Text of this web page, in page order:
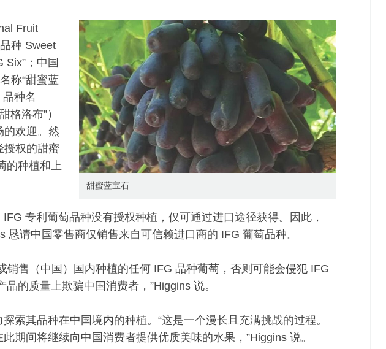
甜蜜蓝宝石
Fruit
种 Sweet
Six”；中国
称“甜蜜蓝
种名
格洛布”）
的欢迎。然
授权的甜蜜
的种植和上
专利葡萄品种没有授权种植，仅可通过进口途径获得。因此，
恳请中国零售商仅销售来自可信赖进口商的 IFG 葡萄品种。
销售（中国）国内种植的任何 IFG 品种葡萄，否则可能会侵犯 IFG
的质量上欺骗中国消费者，”Higgins 说。
索其品种在中国境内的种植。“这是一个漫长且充满挑战的过程。
期间将继续向中国消费者提供优质美味的水果，”Higgins 说。